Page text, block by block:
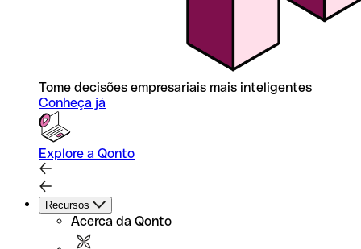
Tome decisões empresariais mais inteligentes
Conheça já
Explore a Qonto
Recursos
Acerca da Qonto